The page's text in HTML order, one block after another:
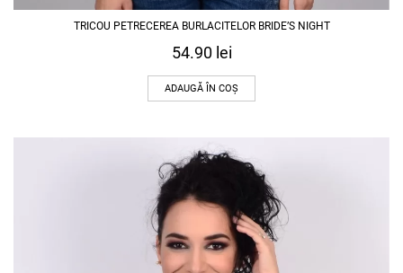
TRICOU PETRECEREA BURLACITELOR BRIDE’S NIGHT
54.90 lei
ADAUGĂ ÎN COȘ